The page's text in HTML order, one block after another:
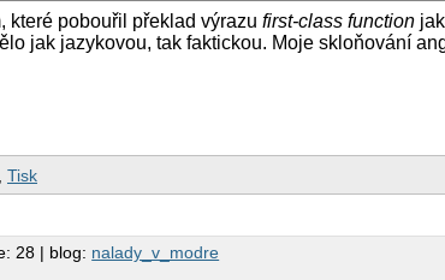
které pobouřil překlad výrazufirst-class function
jak jazykovou, tak faktickou. Moje skloňování
Tisk
28 | blog: nalady_v_modre